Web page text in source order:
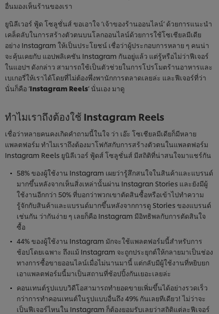
อื่นมองเห็นร้านของเรา
ยูนิลีเวอร์ ฟู้ด โซลูชั่นส์ ขอเอาใจ ‘เจ้าของร้านออนไลน์’ ด้วยการแนะนำ
เคล็ดลับในการสร้างตัวตนบนโลกออนไลน์ด้วยการใช้โซเชียลมีเดีย
อย่าง Instagram ให้เป็นประโยชน์ เชื่อว่าผู้ประกอบการหลาย ๆ คนน่า
จะคุ้นเคยกับ แอปพลิเคชัน Instagram กันอยู่แล้ว แต่รู้หรือไม่ว่าฟีเจอร์
ในแอปฯ ดังกล่าว สามารถใช้เป็นตัวช่วยในการโปรโมตร้านอาหารและ
เบเกอรี่ให้เราได้โดยที่ไม่ต้องพึ่งพานักการตลาดเลยล่ะ และฟีเจอร์ที่ว่า
นั่นก็คือ ‘Instagram Reels’ นั่นเอง มาดู
ทำไมเราถึงต้องใช้ Instagram Reels
เชื่อว่าหลายคนคงเกิดคำถามนี้ในใจ ว่า เอ๊ะ โซเชียลมีเดียก็มีหลาย
แพลตฟอร์ม ทำไมเราถึงต้องมาโฟกัสกับการสร้างตัวตนในแพลตฟอร์ม
Instagram Reels ยูนิลีเวอร์ ฟู้ดส์ โซลูชั่นส์ มีสถิติที่น่าสนใจมาแชร์กัน
58% ของผู้ใช้งาน Instagram เผยว่ารู้สึกสนใจในสินค้าและแบรนด์
มากขึ้นหลังจากเห็นสิ่งเหล่านั้นผ่าน Instagran Stories และยังมีผู้
ใช้งานอีกกว่า 50% ที่บอกว่าพวกเขาตัดสินซื้อหรือเข้าไปทำความ
รู้จักกับสินค้าและแบรนด์มากขึ้นหลังจากการดู Stories ของแบรนด์
เช่นกัน ว่ากันง่าย ๆ เลยก็คือ Instagram มีอิทธิพลกับการตัดสินใจ
ซื้อ
44% ของผู้ใช้งาน Instagram มักจะใช้แพลตฟอร์มนี้สำหรับการ
ช้อปโดยเฉพาะ ถึงแม้ Instagram จะถูกประยุกต์ให้กลายมาเป็นช่อง
ทางการซื้อขายออนไลน์เมื่อไม่นานมานี้ แต่กลับมีผู้ใช้งานที่หยิบยก
เอาแพลตฟอร์มนี้มาเป็นสถานที่ช้อปปิ้งกันเยอะเลยล่ะ
คอนเทนต์รูปแบบวิดีโอสามารถทำยอดขายเพิ่มขึ้นได้อย่างรวดเร็ว
กว่าการทำคอนเทนต์ในรูปแบบอื่นถึง 49% กันเลยทีเดียว! ไม่ว่าจะ
เป็นฟีเจอร์ไหนใน Instagram ก็ต้องยอมรับเลยว่าสถิติแต่ละฟีเจอร์